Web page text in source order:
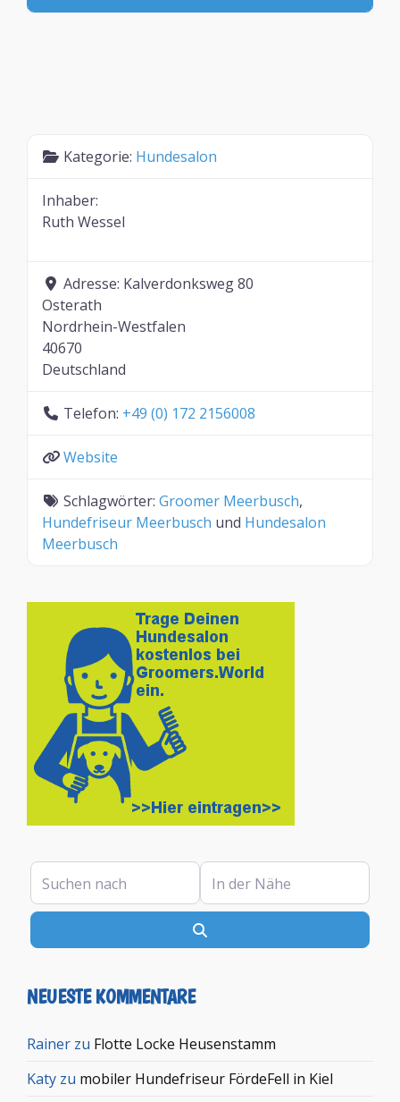
Kategorie: Hundesalon
Inhaber:
Ruth Wessel
Adresse: Kalverdonksweg 80
Osterath
Nordrhein-Westfalen
40670
Deutschland
Telefon: +49 (0) 172 2156008
Website
Schlagwörter: Groomer Meerbusch,
Hundefriseur Meerbusch und Hundesalon
Meerbusch
Suchen nach In der Nähe
NEUESTE KOMMENTARE
Rainer zu Flotte Locke Heusenstamm
Katy zu mobiler Hundefriseur FördeFell in Kiel